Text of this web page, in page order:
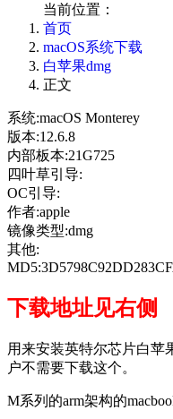
当前位置：
首页
macOS系统下载
白苹果dmg
正文
系统:macOS Monterey
版本:12.6.8
内部板本:21G725
四叶草引导:
OC引导:
作者:apple
镜像类型:dmg
其他:
下载地址见右侧
用来安装英特尔芯片白苹
户不需要下载这个。
M系列的arm架构的